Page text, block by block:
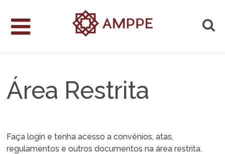
Área Restrita
Faça login e tenha acesso a convênios, atas,
regulamentos e outros documentos na área restrita.